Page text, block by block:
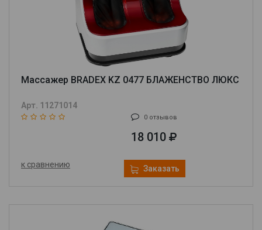
Массажер BRADEX KZ 0477 БЛАЖЕНСТВО ЛЮКС
Арт. 11271014
0 отзывов
18 010
к сравнению Заказать